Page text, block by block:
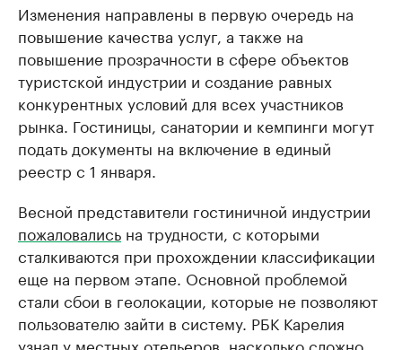
Изменения направлены в первую очередь на
повышение качества услуг, а также на
повышение прозрачности в сфере объектов
туристской индустрии и создание равных
конкурентных условий для всех участников
рынка. Гостиницы, санатории и кемпинги могут
подать документы на включение в единый
реестр с 1 января.
Весной представители гостиничной индустрии
пожаловались на трудности, с которыми
сталкиваются при прохождении классификации
еще на первом этапе. Основной проблемой
стали сбои в геолокации, которые не позволяют
пользователю зайти в систему. РБК Карелия
узнал у местных отельеров, насколько сложно